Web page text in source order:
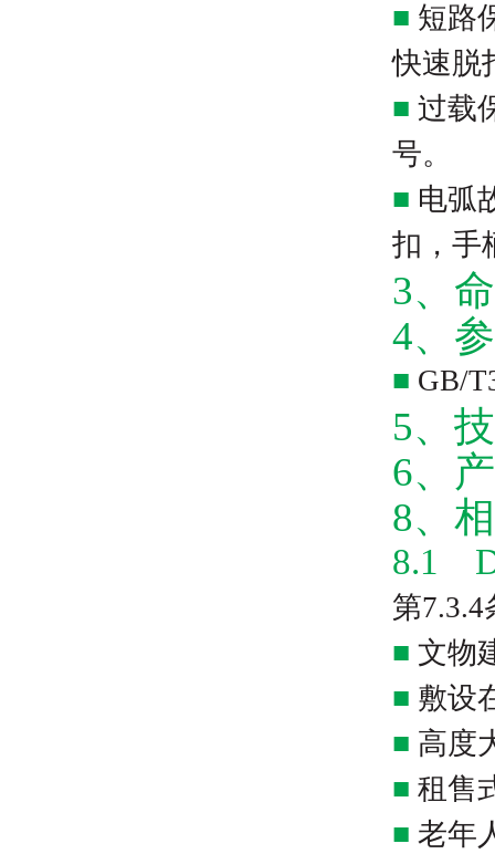
■ 短路
快速脱
■ 过载
号。
■ 电弧
扣，手
3、
4、
■ GB/
5、
6、
8、
8.1
第
■ 文物
■ 敷设
■ 高度
■ 租售
■ 老年